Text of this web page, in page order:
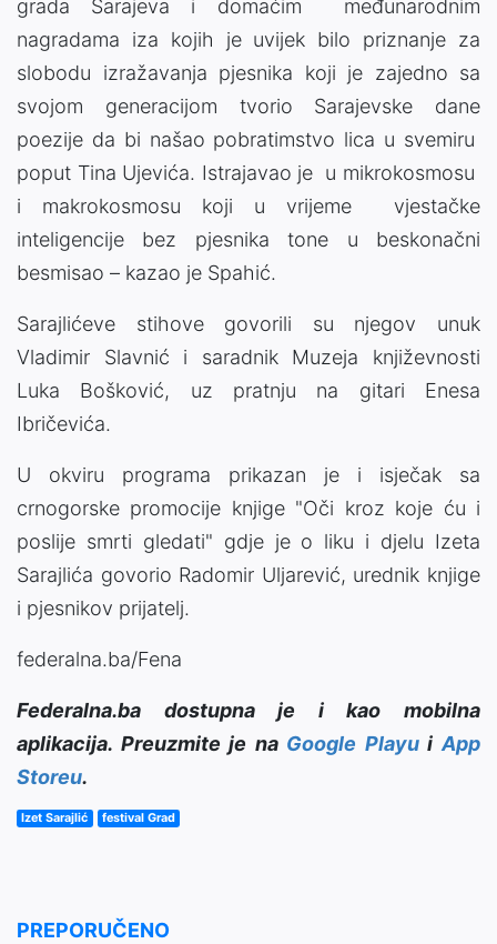
grada Sarajeva i domaćim međunarodnim
nagradama iza kojih je uvijek bilo priznanje za
slobodu izražavanja pjesnika koji je zajedno sa
svojom generacijom tvorio Sarajevske dane
poezije da bi našao pobratimstvo lica u svemiru
poput Tina Ujevića. Istrajavao je u mikrokosmosu
i makrokosmosu koji u vrijeme vjestačke
inteligencije bez pjesnika tone u beskonačni
besmisao – kazao je Spahić.
Sarajlićeve stihove govorili su njegov unuk
Vladimir Slavnić i saradnik Muzeja književnosti
Luka Bošković, uz pratnju na gitari Enesa
Ibričevića.
U okviru programa prikazan je i isječak sa
crnogorske promocije knjige "Oči kroz koje ću i
poslije smrti gledati" gdje je o liku i djelu Izeta
Sarajlića govorio Radomir Uljarević, urednik knjige
i pjesnikov prijatelj.
federalna.ba/Fena
Federalna.ba dostupna je i kao mobilna
aplikacija. Preuzmite je na Google PlayuiApp
Storeu.
Izet Sarajlić festival Grad
PREPORUČENO